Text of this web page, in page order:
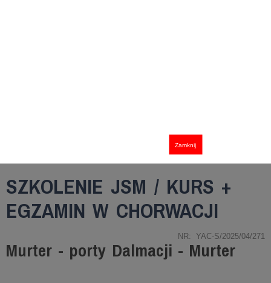
Zamknij
SZKOLENIE JSM / KURS +
EGZAMIN W CHORWACJI
NR: YAC-S/2025/04/271
Murter - porty Dalmacji - Murter